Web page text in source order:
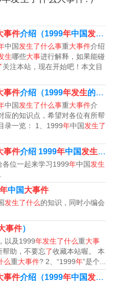
技学院校园内发生了一起
击案。一名名叫杨佳的男子
伤。
群式分散炮击攻击地球。1
峰，与待命的中国13军、5
袭击了地球，随后外星人
星体地球行动正式开始。
瞩目 “一国两制”再谱新篇 1
文化中心花园馆顺利完成澳
复对澳门行使主权，中华人
立。
瞩目 “一国两制”再谱新篇 1
文化中心花园馆顺利完成澳
复对澳门行使主权，中华人
事件介绍（1999年中国发生
中国发生了什么事重大事件介绍
生哪些大事进行解释，如果能碰
关注本站，现在开始吧！本文目
事件介绍（1999年发生的中国
中国发生了什么事重大事件介
应的知识点，希望对各位有所帮
录一览： 1、1999年中国发生了
事件介绍 1999年中国发生了
各位一起来学习1999年中国发生
年中国大事件
发生了什么的知识，同时小编会
事件）
以及1999年发生了什么重大事
帮助，不要忘了收藏本站喔。 本
么重大事件? 2、“1999年”是个...
事件介绍（1999年中国发生了什么事件